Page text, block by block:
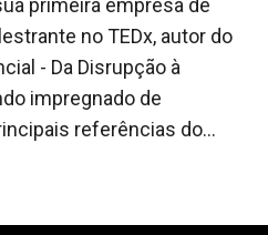
primeira empresa de
no TEDx, autor do
- Da Disrupção à
impregnado de
referências do
ele é professor
School. Ibrahim foi o